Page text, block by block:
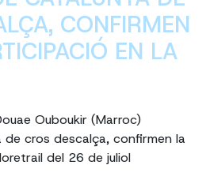
CONFIRMEN
EN LA
Ouboukir (Marroc)
de cros descalça, confirmen la
del 26 de juliol